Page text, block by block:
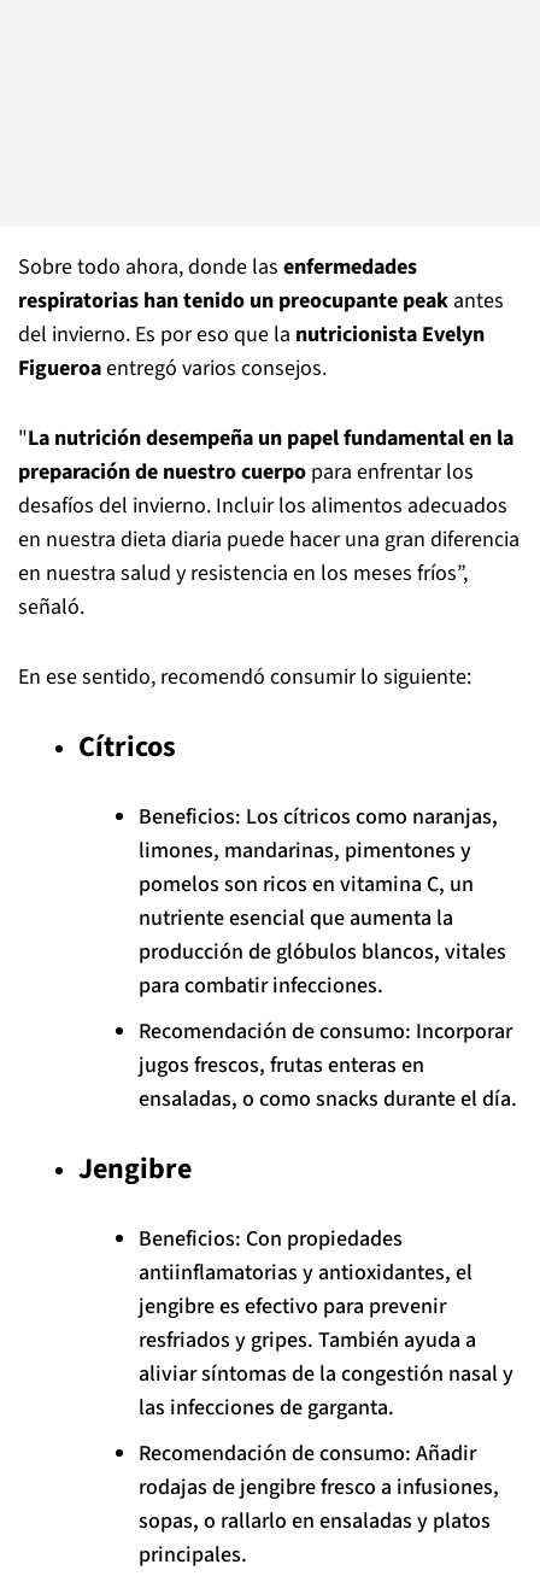
Sobre todo ahora, donde las enfermedades
respiratorias han tenido un preocupante peak antes
del invierno. Es por eso que la nutricionista Evelyn
Figueroaentregó varios consejos.
"La nutrición desempeña un papel fundamental en la
preparación de nuestro cuerpo para enfrentar los
desafíos del invierno. Incluir los alimentos adecuados
en nuestra dieta diaria puede hacer una gran diferencia
en nuestra salud y resistencia en los meses fríos”,
señaló.
En ese sentido, recomendó consumir lo siguiente:
Cítricos
Beneficios: Los cítricos como naranjas,
limones, mandarinas, pimentones y
pomelos son ricos en vitamina C, un
nutriente esencial que aumenta la
producción de glóbulos blancos, vitales
para combatir infecciones.
Recomendación de consumo: Incorporar
jugos frescos, frutas enteras en
ensaladas, o como snacks durante el día.
Jengibre
Beneficios: Con propiedades
antiinflamatorias y antioxidantes, el
jengibre es efectivo para prevenir
resfriados y gripes. También ayuda a
aliviar síntomas de la congestión nasal y
las infecciones de garganta.
Recomendación de consumo: Añadir
rodajas de jengibre fresco a infusiones,
sopas, o rallarlo en ensaladas y platos
principales.